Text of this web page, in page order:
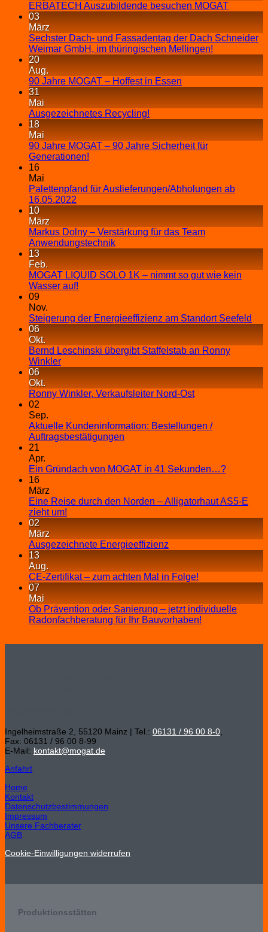
ERBATECH Auszubildende besuchen MOGAT
03
März
Sechster Dach- und Fassadentag der Dach Schneider
Weimar GmbH, im thüringischen Mellingen!
20
Aug.
90 Jahre MOGAT – Hoffest in Essen
31
Mai
Ausgezeichnetes Recycling!
18
Mai
90 Jahre MOGAT – 90 Jahre Sicherheit für
Generationen!
16
Mai
Palettenpfand für Auslieferungen/Abholungen ab
16.05.2022
10
März
Markus Dolny – Verstärkung für das Team
Anwendungstechnik
13
Feb.
MOGAT LIQUID SOLO 1K – nimmt so gut wie kein
Wasser auf!
09
Nov.
Steigerung der Energieeffizienz am Standort Seefeld
06
Okt.
Bernd Leschinski übergibt Staffelstab an Ronny
Winkler
06
Okt.
Ronny Winkler, Verkaufsleiter Nord-Ost
02
Sep.
Aktuelle Kundeninformation: Bestellungen /
Auftragsbestätigungen
21
Apr.
Ein Gründach von MOGAT in 41 Sekunden…?
16
März
Eine Reise durch den Norden – Alligatorhaut AS5-E
zieht um!
02
März
Ausgezeichnete Energieeffizienz
13
Aug.
CE-Zertifikat – zum achten Mal in Folge!
07
Mai
Ob Prävention oder Sanierung – jetzt individuelle
Radonfachberatung für Ihr Bauvorhaben!
Ingelheimstraße 2, 55120 Mainz | Tel.: 06131 / 96 00 8-0
Fax: 06131 / 96 00 8-99
E-Mail: kontakt@mogat.de
Anfahrt
Home
Kontakt
Datenschutzbestimmungen
Impressum
Unsere Fachberater
AGB
Cookie-Einwilligungen widerrufen
Produktionsstätten